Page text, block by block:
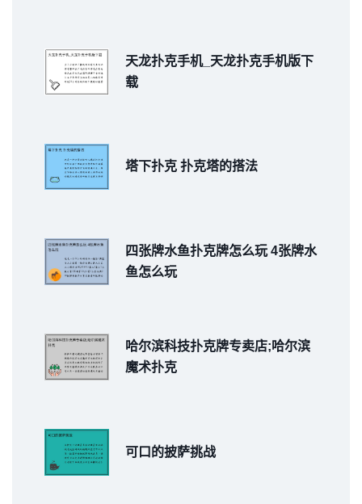
天龙扑克手机_天龙扑克手机版下
载
塔下扑克 扑克塔的搭法
四张牌水鱼扑克牌怎么玩 4张牌水
鱼怎么玩
哈尔滨科技扑克牌专卖店;哈尔滨
魔术扑克
可口的披萨挑战